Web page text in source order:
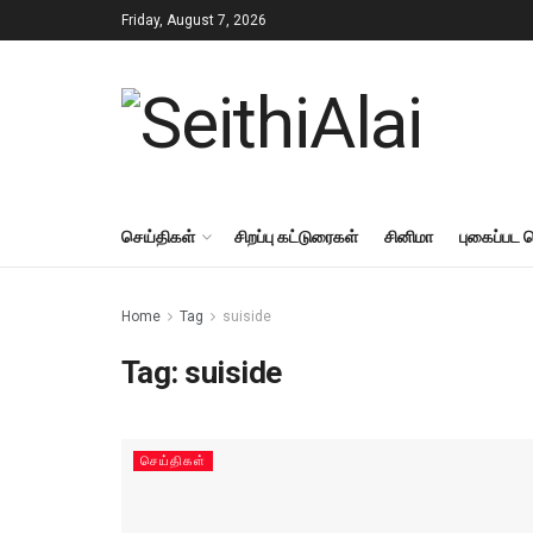
Friday, August 7, 2026
செய்திகள் சிறப்பு கட்டுரைகள் சினிமா புகைப்பட
Home Tag suiside
Tag: suiside
செய்திகள்